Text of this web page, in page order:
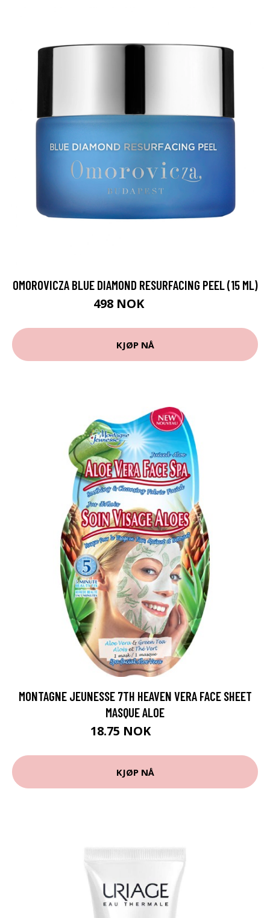
OMOROVICZA BLUE DIAMOND RESURFACING PEEL (15 ML)
498 NOK
KJØP NÅ
MONTAGNE JEUNESSE 7TH HEAVEN VERA FACE SHEET
MASQUE ALOE
18.75 NOK
KJØP NÅ